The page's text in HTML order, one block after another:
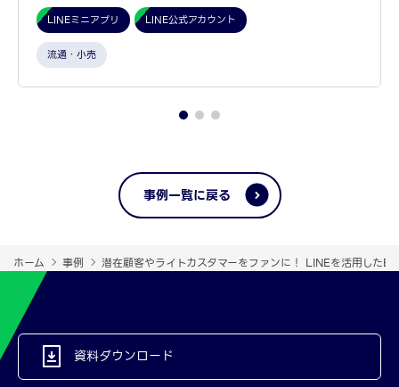
LINEミニアプリ LINE公式アカウント
流通・小売
事例一覧に戻る
ホーム 事例 潜在顧客やライトカスタマーをファンに！ LINEを活用した
資料ダウンロード